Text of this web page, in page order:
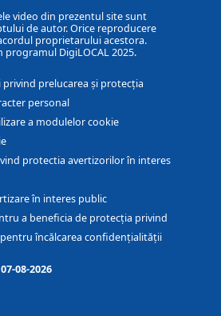
video din prezentul site sunt
de autor. Orice reproducere
proprietarului acestora.
programul DigiLOCAL 2025.
privind prelucarea și protecția
personal
a modulelor cookie
protectia avertizorilor în interes
în interes public
a beneficia de protecția privind
încălcarea confidențialității
07-08-2026